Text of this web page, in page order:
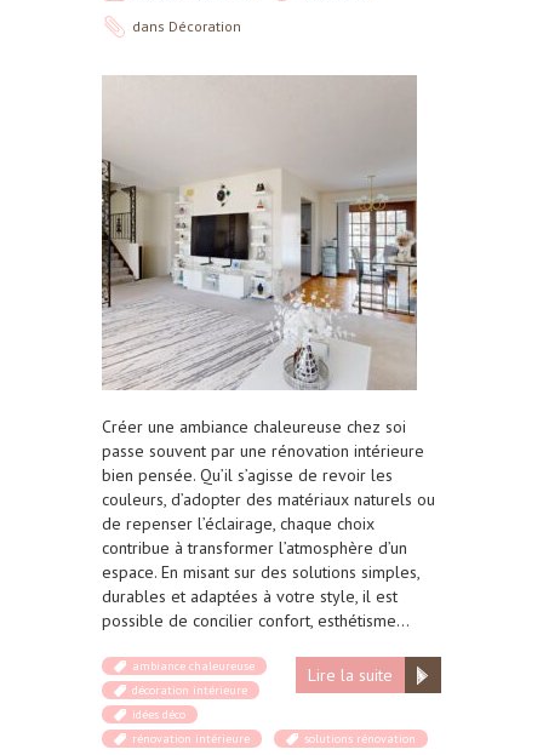
dans Décoration
Créer une ambiance chaleureuse chez soi
passe souvent par une rénovation intérieure
bien pensée. Qu’il s’agisse de revoir les
couleurs, d’adopter des matériaux naturels ou
de repenser l’éclairage, chaque choix
contribue à transformer l’atmosphère d’un
espace. En misant sur des solutions simples,
durables et adaptées à votre style, il est
possible de concilier confort, esthétisme…
Lire la suite
ambiance chaleureuse
décoration intérieure
idées déco
rénovation intérieure
solutions rénovation